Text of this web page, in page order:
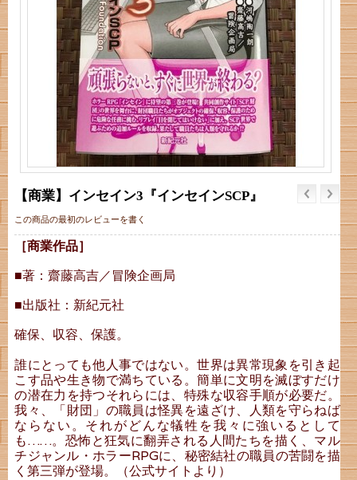
【商業】インセイン3『インセインSCP』
この商品の最初のレビューを書く
［商業作品］
■著：齋藤高吉／冒険企画局
■出版社：新紀元社
確保、収容、保護。
誰にとっても他人事ではない。世界は異常現象を引き起
こす品や生き物で満ちている。簡単に文明を滅ぼすだけ
の潜在力を持つそれらには、特殊な収容手順が必要だ。
我々、「財団」の職員は怪異を遠ざけ、人類を守らねば
ならない。それがどんな犠牲を我々に強いるとして
も……。恐怖と狂気に翻弄される人間たちを描く、マル
チジャンル・ホラーRPGに、秘密結社の職員の苦闘を描
く第三弾が登場。（公式サイトより）